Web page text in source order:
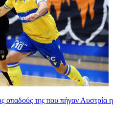
οπαδούς της που πήγαν Αυστρία η